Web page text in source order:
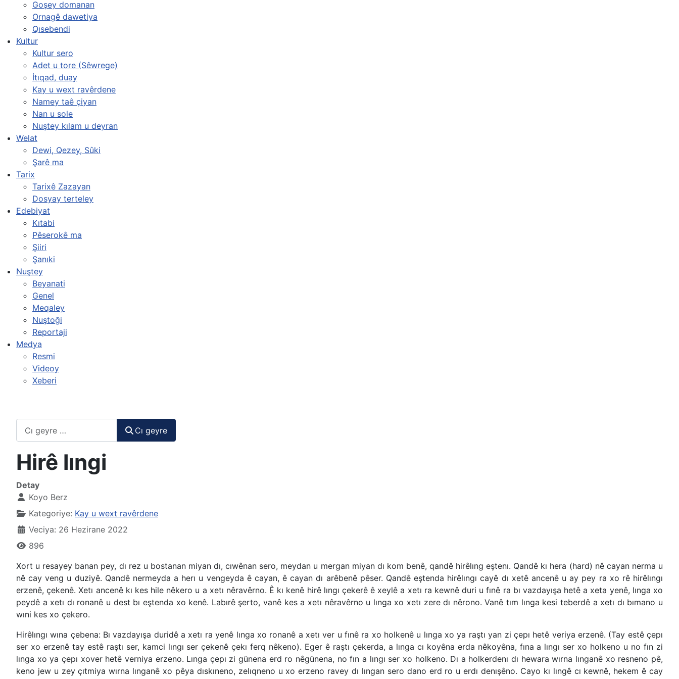
Goşey domanan
Ornagê dawetiya
Qısebendi
Kultur
Kultur sero
Adet u tore (Sêwrege)
İtıqad, duay
Kay u wext ravêrdene
Namey taê çiyan
Nan u sole
Nuştey kılam u deyran
Welat
Dewi, Qezey, Sûki
Şarê ma
Tarix
Tarixê Zazayan
Dosyay terteley
Edebiyat
Kıtabi
Pêserokê ma
Şiiri
Şanıki
Nuştey
Beyanati
Genel
Meqaley
Nuştoği
Reportaji
Medya
Resmi
Videoy
Xeberi
Cı geyre
Hirê lıngi
Detay
Koyo Berz
Kategoriye: Kay u wext ravêrdene
Veciya: 26 Hezirane 2022
896
Xort u resayey banan pey, dı rez u bostanan miyan dı, cıwênan sero, meydan u mergan miyan dı kom benê, qandê hirêlıng eştenı. Qandê kı hera (hard) nê cayan nerma u
nê cay veng u duziyê. Qandê nermeyda a herı u vengeyda ê cayan, ê cayan dı arêbenê pêser. Qandê eştenda hirêlıngı cayê dı xetê ancenê u ay pey ra xo rê hirêlıngı
erzenê, çekenê. Xetı ancenê kı kes hile nêkero u a xetı nêravêrno. Ê kı kenê hirê lıngı çekerê ê xeylê a xetı ra kewnê duri u fınê ra bı vazdayışa hetê a xeta yenê, lınga xo
peydê a xetı dı ronanê u dest bı eştenda xo kenê. Labırê şerto, vanê kes a xetı nêravêrno u lınga xo xetı zere dı nêrono. Vanê tım lınga kesi teberdê a xetı dı bımano u
wıni kes xo çekero.
Hirêlıngı wına çebena: Bı vazdayışa duridê a xetı ra yenê lınga xo ronanê a xetı ver u fınê ra xo holkenê u lınga xo ya raştı yan zi çepı hetê veriya erzenê. (Tay estê çepı
ser xo erzenê tay estê raştı ser, kamci lıngı ser çekenê çekı ferq nêkeno). Eger ê raştı çekerda, a lınga cı koyêna erda nêkoyêna, fına a lıngı ser xo holkeno u no fın zi
lınga xo ya çepı xover hetê verniya erzeno. Lınga çepı zi günena erd ro nêgünena, no fın a lıngı ser xo holkeno. Dı a holkerdenı dı hewara wırna lınganê xo resneno pê,
keno jew u zey çıtmiya wırna lınganê xo pêya dıskıneno, zelıqneno u xo erzeno ravey dı lıngan sero dano erd ro u erdı denışêno. Cayo kı lıngê cı kewnê, hekem ê cay